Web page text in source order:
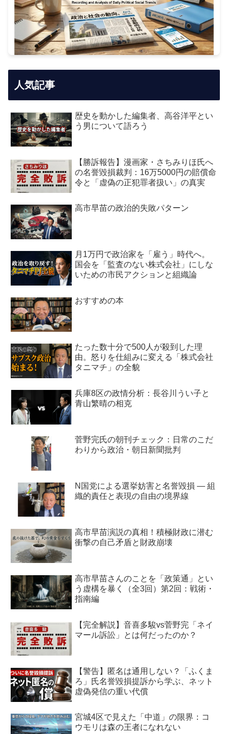
人気記事
歴史を動かした編集者、高谷洋平とい
う男について語ろう
【勝訴報告】漫画家・さちみりほ氏へ
の名誉毀損裁判：16万5000円の賠償命
令と「虚偽の正犯罪者扱い」の真実
高市早苗の政治的失敗パターン
月1万円で政治家を「雇う」時代へ。
国会を「監査のない株式会社」にしな
いための市民アクションと組織論
おすすめの本
たった数十分で500人が殺到した理
由。怒りを仕組みに変える「株式会社
タニマチ」の全貌
兵庫8区の政情分析：長谷川うい子と
青山繁晴の相克
菅野完氏の朝刊チェック：日常のこだ
わりから政治・朝日新聞批判
N国党による選挙妨害と名誉毀損 ― 組
織的責任と表現の自由の境界線
高市早苗演説の真相！積極財政に潜む
衝撃の自己矛盾と財政崩壊
高市早苗さんのことを「政策通」とい
う虚構を暴く（全3回）第2回：戦術・
指南編
【完全解説】音喜多駿vs菅野完「ネイ
マール訴訟」とは何だったのか？
【警告】匿名は通用しない？「ふくま
ろ」氏名誉毀損提訴から学ぶ、ネット
虚偽発信の重い代償
宮城4区で見えた「中道」の限界：コ
ウモリは森の王者になれない